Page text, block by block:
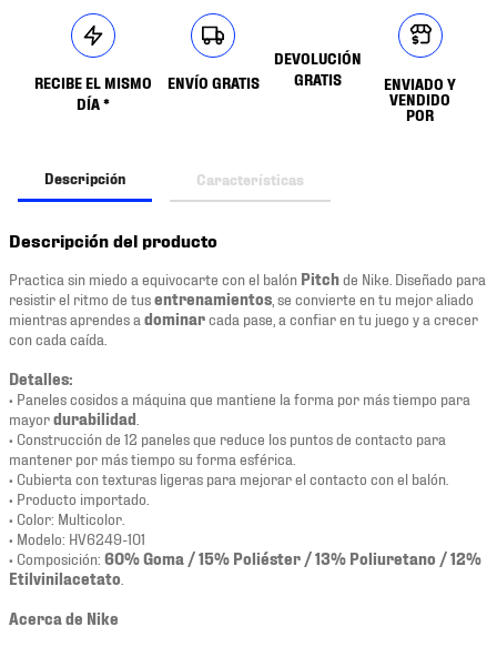
RECIBE EL MISMO
DÍA *
ENVÍO GRATIS
DEVOLUCIÓN
GRATIS
ENVIADO Y
VENDIDO
POR
Descripción Características
Descripción del producto
Practica sin miedo a equivocarte con el balón Pitchde Nike. Diseñado para
resistir el ritmo de tusentrenamientos , se convierte en tu mejor aliado
mientras aprendes a dominarcada pase, a confiar en tu juego y a crecer
con cada caída.
Detalles:
• Paneles cosidos a máquina que mantiene la forma por más tiempo para
mayordurabilidad
• Construcción de 12 paneles que reduce los puntos de contacto para
mantener por más tiempo su forma esférica.
• Cubierta con texturas ligeras para mejorar el contacto con el balón.
• Producto importado.
• Color: Multicolor.
• Modelo: HV6249-101
• Composición: 60% Goma / 15% Poliéster / 13% Poliuretano / 12%
Etilvinilacetato
Acerca de Nike